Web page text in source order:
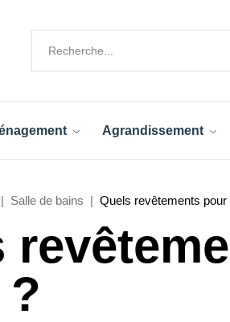
Agrandissement
Salle de bains Quels revêtements